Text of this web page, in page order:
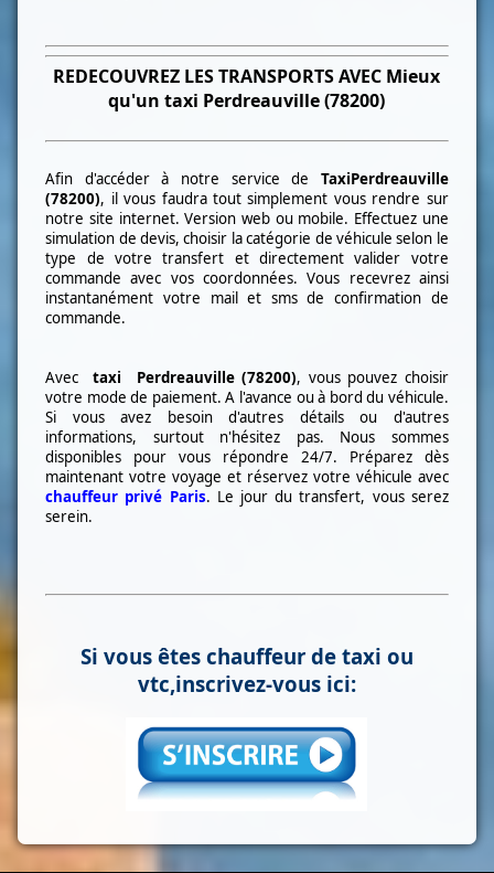
REDECOUVREZ LES TRANSPORTS AVEC Mieux
qu'un taxi Perdreauville (78200)
Afin d'accéder à notre service de TaxiPerdreauville
(78200), il vous faudra tout simplement vous rendre sur
notre site internet. Version web ou mobile. Effectuez une
simulation de devis, choisir la catégorie de véhicule selon le
type de votre transfert et directement valider votre
commande avec vos coordonnées. Vous recevrez ainsi
instantanément votre mail et sms de confirmation de
commande.
Avec taxi Perdreauville (78200), vous pouvez choisir
votre mode de paiement. A l'avance ou à bord du véhicule.
Si vous avez besoin d'autres détails ou d'autres
informations, surtout n'hésitez pas. Nous sommes
disponibles pour vous répondre 24/7. Préparez dès
maintenant votre voyage et réservez votre véhicule avec
chauffeur privé Paris. Le jour du transfert, vous serez
serein.
Si vous êtes chauffeur de taxi ou
vtc,inscrivez-vous ici: